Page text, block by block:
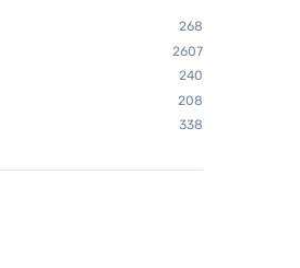
268
2607
240
208
338